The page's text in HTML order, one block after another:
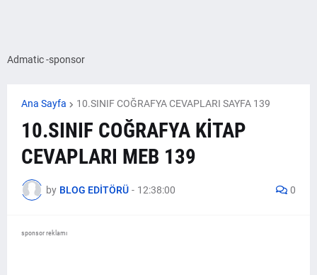
Admatic -sponsor
Ana Sayfa 10.SINIF COĞRAFYA CEVAPLARI SAYFA 139
10.SINIF COĞRAFYA KİTAP
CEVAPLARI MEB 139
by BLOG EDİTÖRÜ - 12:38:00 0
sponsor reklamı